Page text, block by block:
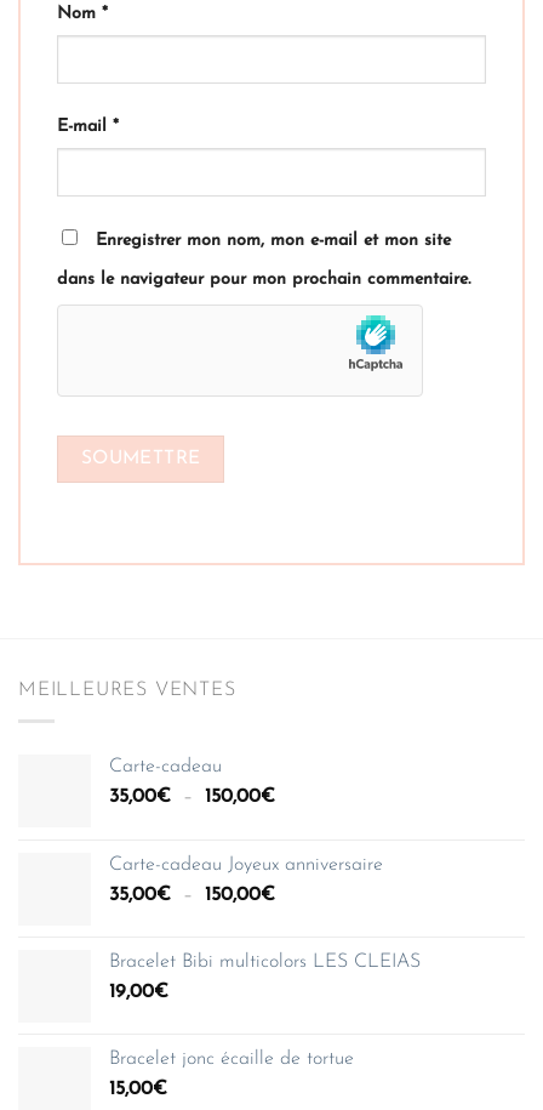
Nom *
E-mail *
Enregistrer mon nom, mon e-mail et mon site
dans le navigateur pour mon prochain commentaire.
MEILLEURES VENTES
Carte-cadeau
35,00€ – 150,00€Plage
35,00€
à
Carte-cadeau Joyeux anniversaire
35,00€ – 150,00€Plage
35,00€
Bracelet Bibi multicolors LES CLEIAS
19,00€
Bracelet jonc écaille de tortue
15,00€